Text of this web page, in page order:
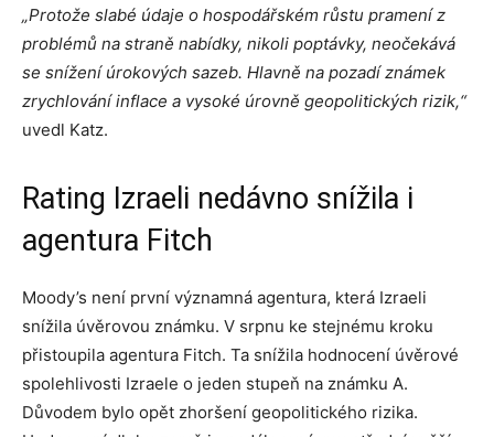
„Protože slabé údaje o hospodářském růstu pramení z
problémů na straně nabídky, nikoli poptávky, neočekává
se snížení úrokových sazeb. Hlavně na pozadí známek
zrychlování inflace a vysoké úrovně geopolitických rizik,“
uvedl Katz.
Rating Izraeli nedávno snížila i
agentura Fitch
Moody’s není první významná agentura, která Izraeli
snížila úvěrovou známku. V srpnu ke stejnému kroku
přistoupila agentura Fitch. Ta snížila hodnocení úvěrové
spolehlivosti Izraele o jeden stupeň na známku A.
Důvodem bylo opět zhoršení geopolitického rizika.